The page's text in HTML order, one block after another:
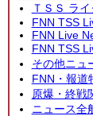
ＴＳＳ ライ
FNN TSS
FNN Live
FNN TSS
その他ニュ
FNN・報道
原爆・終戦
ニュース全